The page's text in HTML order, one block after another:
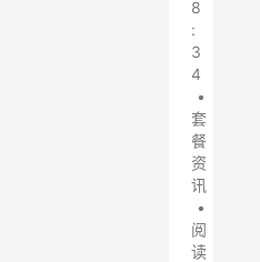
8
:
3
4
•
套
餐
资
讯
•
阅
读